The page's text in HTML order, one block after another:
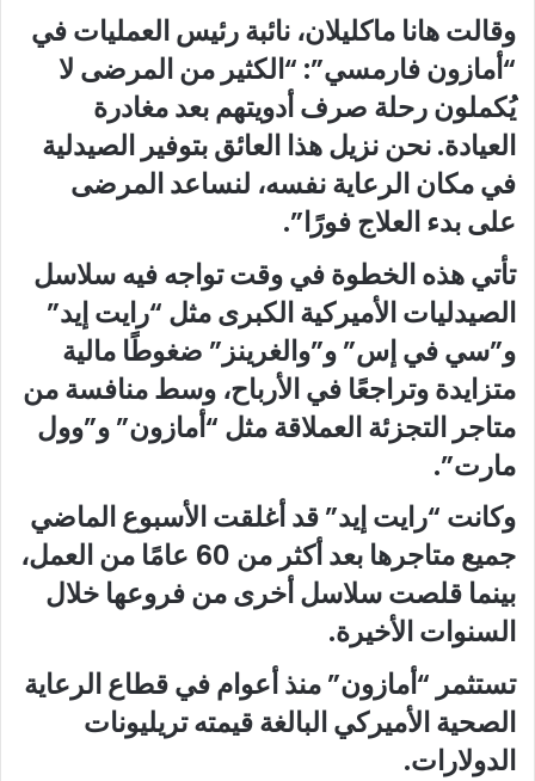
وقالت هانا ماكليلان، نائبة رئيس العمليات في
“أمازون فارمسي”: “الكثير من المرضى لا
يُكملون رحلة صرف أدويتهم بعد مغادرة
العيادة. نحن نزيل هذا العائق بتوفير الصيدلية
في مكان الرعاية نفسه، لنساعد المرضى
على بدء العلاج فورًا”.
تأتي هذه الخطوة في وقت تواجه فيه سلاسل
الصيدليات الأميركية الكبرى مثل “رايت إيد”
و”سي في إس” و”والغرينز” ضغوطًا مالية
متزايدة وتراجعًا في الأرباح، وسط منافسة من
متاجر التجزئة العملاقة مثل “أمازون” و”وول
مارت”.
وكانت “رايت إيد” قد أغلقت الأسبوع الماضي
جميع متاجرها بعد أكثر من 60 عامًا من العمل،
بينما قلصت سلاسل أخرى من فروعها خلال
السنوات الأخيرة.
تستثمر “أمازون” منذ أعوام في قطاع الرعاية
الصحية الأميركي البالغة قيمته تريليونات
الدولارات.